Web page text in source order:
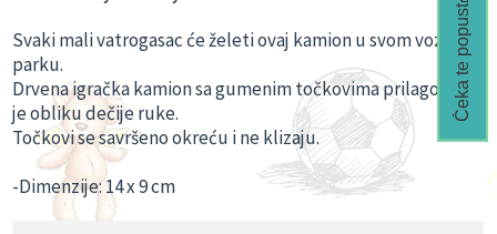
Svaki mali vatrogasac će želeti ovaj kamion u svom voznom
parku.
Drvena igračka kamion sa gumenim točkovima prilagođena
je obliku dečije ruke.
Točkovi se savršeno okreću i ne klizaju.
-Dimenzije: 14 x 9 cm
Čeka te popust🎁